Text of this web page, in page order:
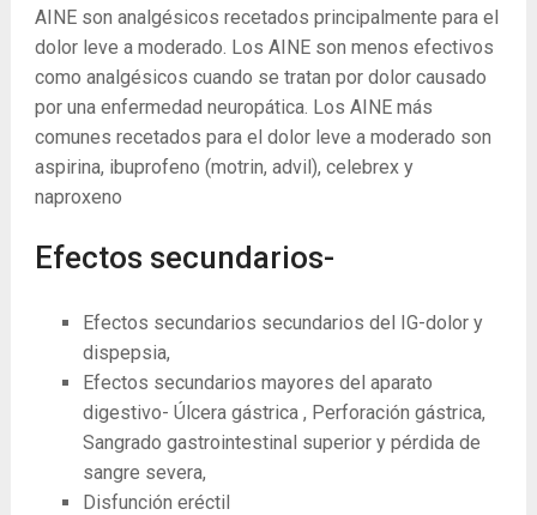
AINE son analgésicos recetados principalmente para el
dolor leve a moderado. Los AINE son menos efectivos
como analgésicos cuando se tratan por dolor causado
por una enfermedad neuropática. Los AINE más
comunes recetados para el dolor leve a moderado son
aspirina, ibuprofeno (motrin, advil), celebrex y
naproxeno
Efectos secundarios-
Efectos secundarios secundarios del IG-dolor y
dispepsia,
Efectos secundarios mayores del aparato
digestivo- Úlcera gástrica , Perforación gástrica,
Sangrado gastrointestinal superior y pérdida de
sangre severa,
Disfunción eréctil